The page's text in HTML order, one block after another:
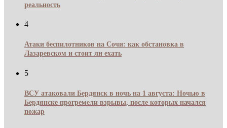
реальность
4
Атаки беспилотников на Сочи: как обстановка в
Лазаревском и стоит ли ехать
5
ВСУ атаковали Бердянск в ночь на 1 августа: Ночью в
Бердянске прогремели взрывы, после которых начался
пожар